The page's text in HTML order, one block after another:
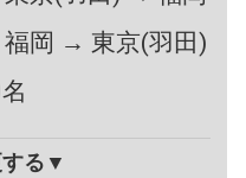
岡 → 東京(羽田)
する▼